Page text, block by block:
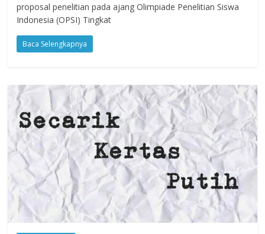
proposal penelitian pada ajang Olimpiade Penelitian Siswa
Indonesia (OPSI) Tingkat
Baca Selengkapnya